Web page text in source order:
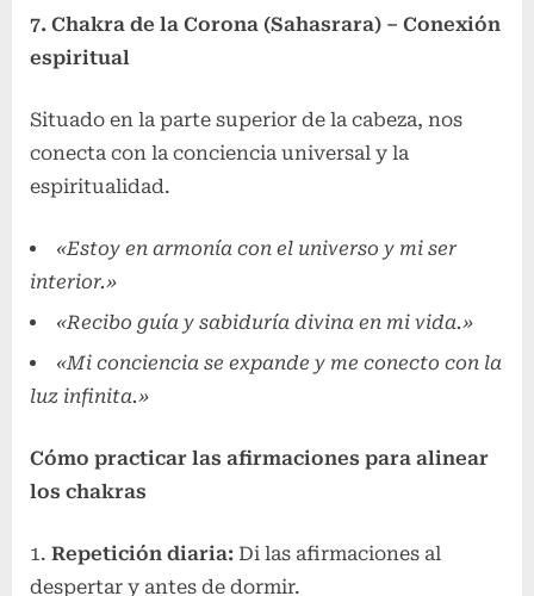
7. Chakra de la Corona (Sahasrara) – Conexión
espiritual
Situado en la parte superior de la cabeza, nos
conecta con la conciencia universal y la
espiritualidad.
«Estoy en armonía con el universo y mi ser
interior.»
«Recibo guía y sabiduría divina en mi vida.»
«Mi conciencia se expande y me conecto con la
luz infinita.»
Cómo practicar las afirmaciones para alinear
los chakras
Repetición diaria: Di las afirmaciones al
despertar y antes de dormir.